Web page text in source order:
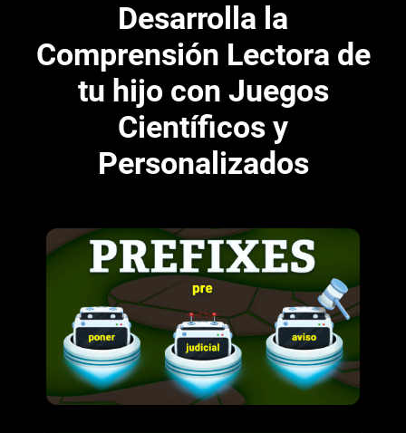
Desarrolla la
Comprensión Lectora de
tu hijo con Juegos
Científicos y
Personalizados